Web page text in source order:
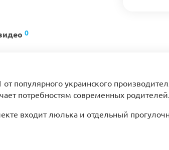
0
популярного украинского
потребностям современных родителей.
входит люлька и отдельный